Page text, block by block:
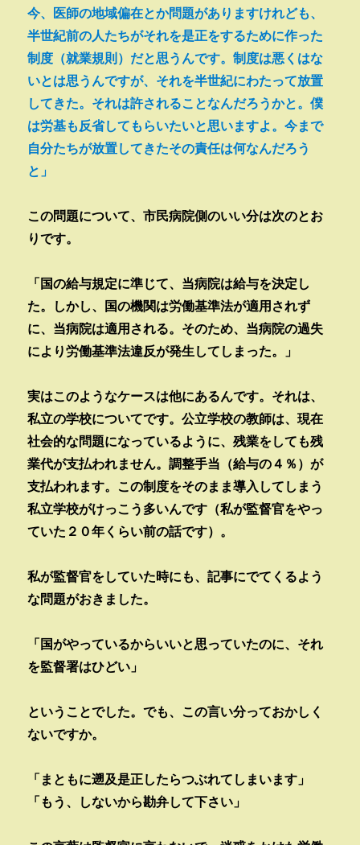
今、医師の地域偏在とか問題がありますけれども、
半世紀前の人たちがそれを是正をするために作った
制度（就業規則）だと思うんです。制度は悪くはな
いとは思うんですが、それを半世紀にわたって放置
してきた。それは許されることなんだろうかと。僕
は労基も反省してもらいたいと思いますよ。今まで
自分たちが放置してきたその責任は何なんだろう
と」
この問題について、市民病院側のいい分は次のとお
りです。
「国の給与規定に準じて、当病院は給与を決定し
た。しかし、国の機関は労働基準法が適用されず
に、当病院は適用される。そのため、当病院の過失
により労働基準法違反が発生してしまった。」
実はこのようなケースは他にあるんです。それは、
私立の学校についてです。公立学校の教師は、現在
社会的な問題になっているように、残業をしても残
業代が支払われません。調整手当（給与の４％）が
支払われます。この制度をそのまま導入してしまう
私立学校がけっこう多いんです（私が監督官をやっ
ていた２０年くらい前の話です）。
私が監督官をしていた時にも、記事にでてくるよう
な問題がおきました。
「国がやっているからいいと思っていたのに、それ
を監督署はひどい」
ということでした。でも、この言い分っておかしく
ないですか。
「まともに遡及是正したらつぶれてしまいます」
「もう、しないから勘弁して下さい」